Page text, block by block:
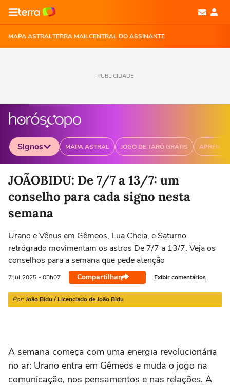
MAPA ASTRALTERRA MAILCENTRAL DO ASSINANTE
PUBLICIDADE
Signos MAPA ASTRAL JOGO DE TARÔ GRÁTIS
Selecione o signo para ver as notícias
Áries
21/03 a 20/04 21/04 a 20/05 21/05 a 20/06
JOÃOBIDU: De 7/7 a 13/7: um
conselho para cada signo nesta
semana
Urano e Vênus em Gêmeos, Lua Cheia, e Saturno
retrógrado movimentam os astros De 7/7 a 13/7. Veja os
conselhos para a semana que pede atenção
7 jul 2025 - 08h07 Compartilhar Exibir comentários
Por: João Bidu / Licenciado de João Bidu
A semana começa com uma energia revolucionária
no ar: Urano entra em Gêmeos e muda o jogo na
comunicação, nos pensamentos e nas relações. A